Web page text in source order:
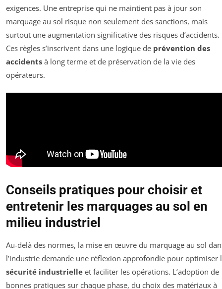
exigences. Une entreprise qui ne maintient pas à jour son
marquage au sol risque non seulement des sanctions, mais
surtout une augmentation significative des risques d’accidents.
Ces règles s’inscrivent dans une logique de prévention des
accidents à long terme et de préservation de la vie des
opérateurs.
Conseils pratiques pour choisir et
entretenir les marquages au sol en
milieu industriel
Au-delà des normes, la mise en œuvre du marquage au sol
l’industrie demande une réflexion approfondie pour optimiser
sécurité industrielle et faciliter les opérations. L’adoption de
bonnes pratiques sur chaque phase, du choix des matériaux à